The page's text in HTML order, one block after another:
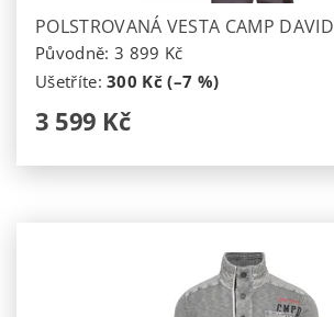
POLSTROVANÁ VESTA CAMP DAVID
Původně: 3 899 Kč
Ušetříte:300 Kč (–7 %)
3 599 Kč